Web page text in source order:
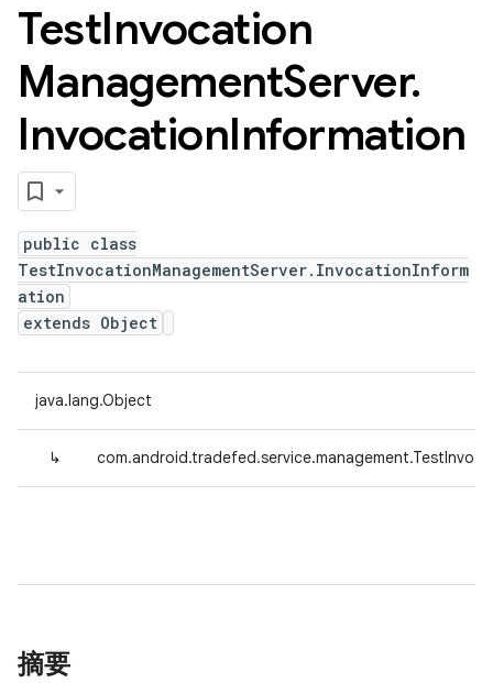
TestInvocation
ManagementServer.
InvocationInformation
public class
TestInvocationManagementServer.InvocationInform
ation
extends Object
java.lang.Object
↳
摘要